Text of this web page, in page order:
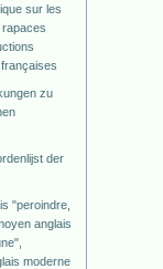
sur les
zu
der
"peroindre,
anglais
moderne